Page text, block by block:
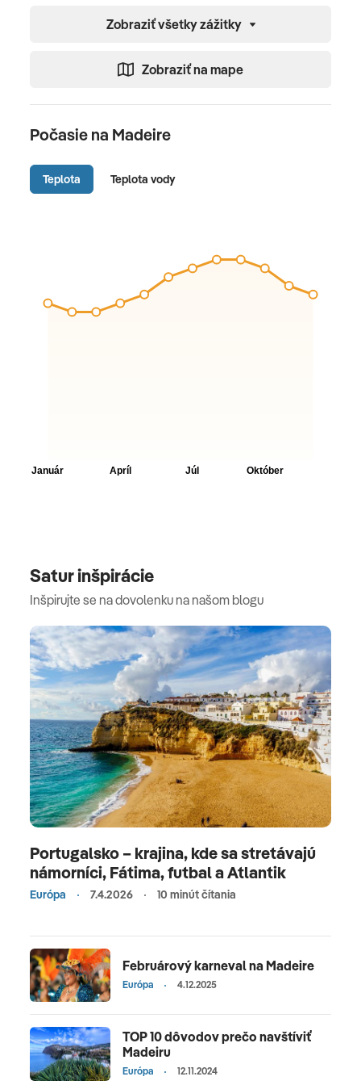
dvojlôžkové izby, nefajčiarske izby v hlavnej budove,
s výhľadom na more, výhľad na more, Výhľad na
more, cca. 30 - m 42, posledná kompletná
rekonštrukcia v roku 2013, posledná čiastočná
bar: za poplatok, nealkoholické nápoje: za poplatok,
prehrávač,Izbová služba: denne 0:00 až 23:45, za
poplatok, možnosť upratovacieho servisu: denne
zdarma, denná tlač: za poplatok, sprchovací kút,
vaňa, WC, župan: zadarmo, papuče: zdarma, sušič
vlasov, balkón: s posedením
Štandardná izba (DZX1), dvojlôžkové izby,
nefajčiarske izby na vidieku, Country View, vstup do
hotela s výhľadom na parkovisko, cca. 30 - m 42,
posledná kompletná rekonštrukcia v roku 2013,
posledná čiastočná rekonštrukcia 2018, Celkový
počet izieb v tejto izbe: 1, rozdelenie takto: 1 spálňa,
2 samostatné postele (120x200cm), Detská
postieľka: zadarmo na výhrady, klimatizácia: bez
poplatku, individuálne nastaviteľná , studené, teplé,
kúrenie: individuálne nastaviteľné, podlahy:
koberce, bezpečný: zdarma, písací stôl, kávovar/
poplatok, voda: za poplatok, alkoholické nápoje: za
poplatok, občerstvenie: proti poplatok
Minibarauffüllung: denne, telefón, internet:
WLAN/WiFi: bez poplatku, TV: TV s plochou
obrazovkou, v spálni, satelitný TV, DVD
prehrávač,Izbová služba: denne 0:00 až 23:45, za
poplatok, možnosť upratovacieho servisu: denne
zdarma, denná tlač: za poplatok, sprchovací kút,
Zobraziť všetky zážitky
Zobraziť na mape
Počasie na Madeire
Teplota Teplota vody
Satur inšpirácie
Inšpirujte se na dovolenku na našom blogu
Portugalsko – krajina, kde sa stretávajú
námorníci, Fátima, futbal a Atlantik
Európa 7.4.2026 10 minút čítania
Februárový karneval na Madeire
Európa 4.12.2025
TOP 10 dôvodov prečo navštíviť
Madeiru
Európa 12.11.2024